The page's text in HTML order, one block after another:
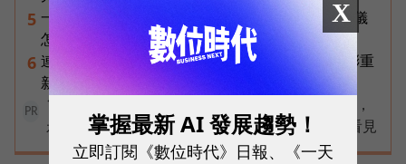
5 一張遺照「開口」說話，中間有8道關卡！翊嘉禮儀
怎麼做出AI告別式，讓逝者最後道別？
6 連黃仁勳都叫年輕人當水電工！程世嘉：智慧通膨重
新定義「有價值的人」到底什麼樣子？
PR
100 MVP 倒數徵件中！創新才是持續成長的動能，
永續才能成就傳奇不敗的經典➤讓每一步改變被看見
X
掌握最新 AI 發展趨勢！
立即訂閱《數位時代》日報、《一天